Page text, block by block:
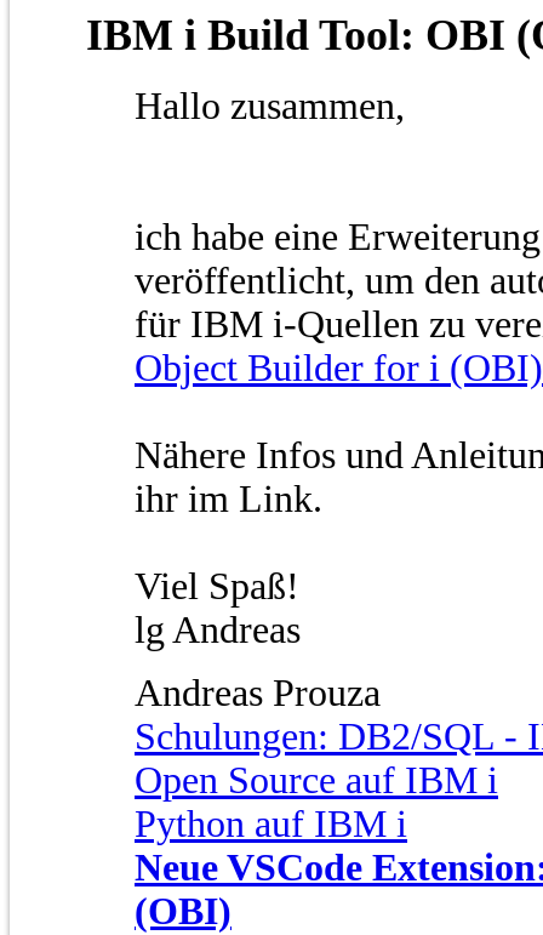
IBM i Build Tool: OBI
Hallo zusammen,
ich habe eine
veröffentlicht, um den
für IBM i-Quellen zu
Object Builder for i (OBI)
Nähere Infos und
ihr im Link.
Viel Spaß!
lg Andreas
Andreas Prouza
Schulungen: DB2/SQL -
Open Source auf IBM i
Python auf IBM i
Neue VSCode
(OBI)